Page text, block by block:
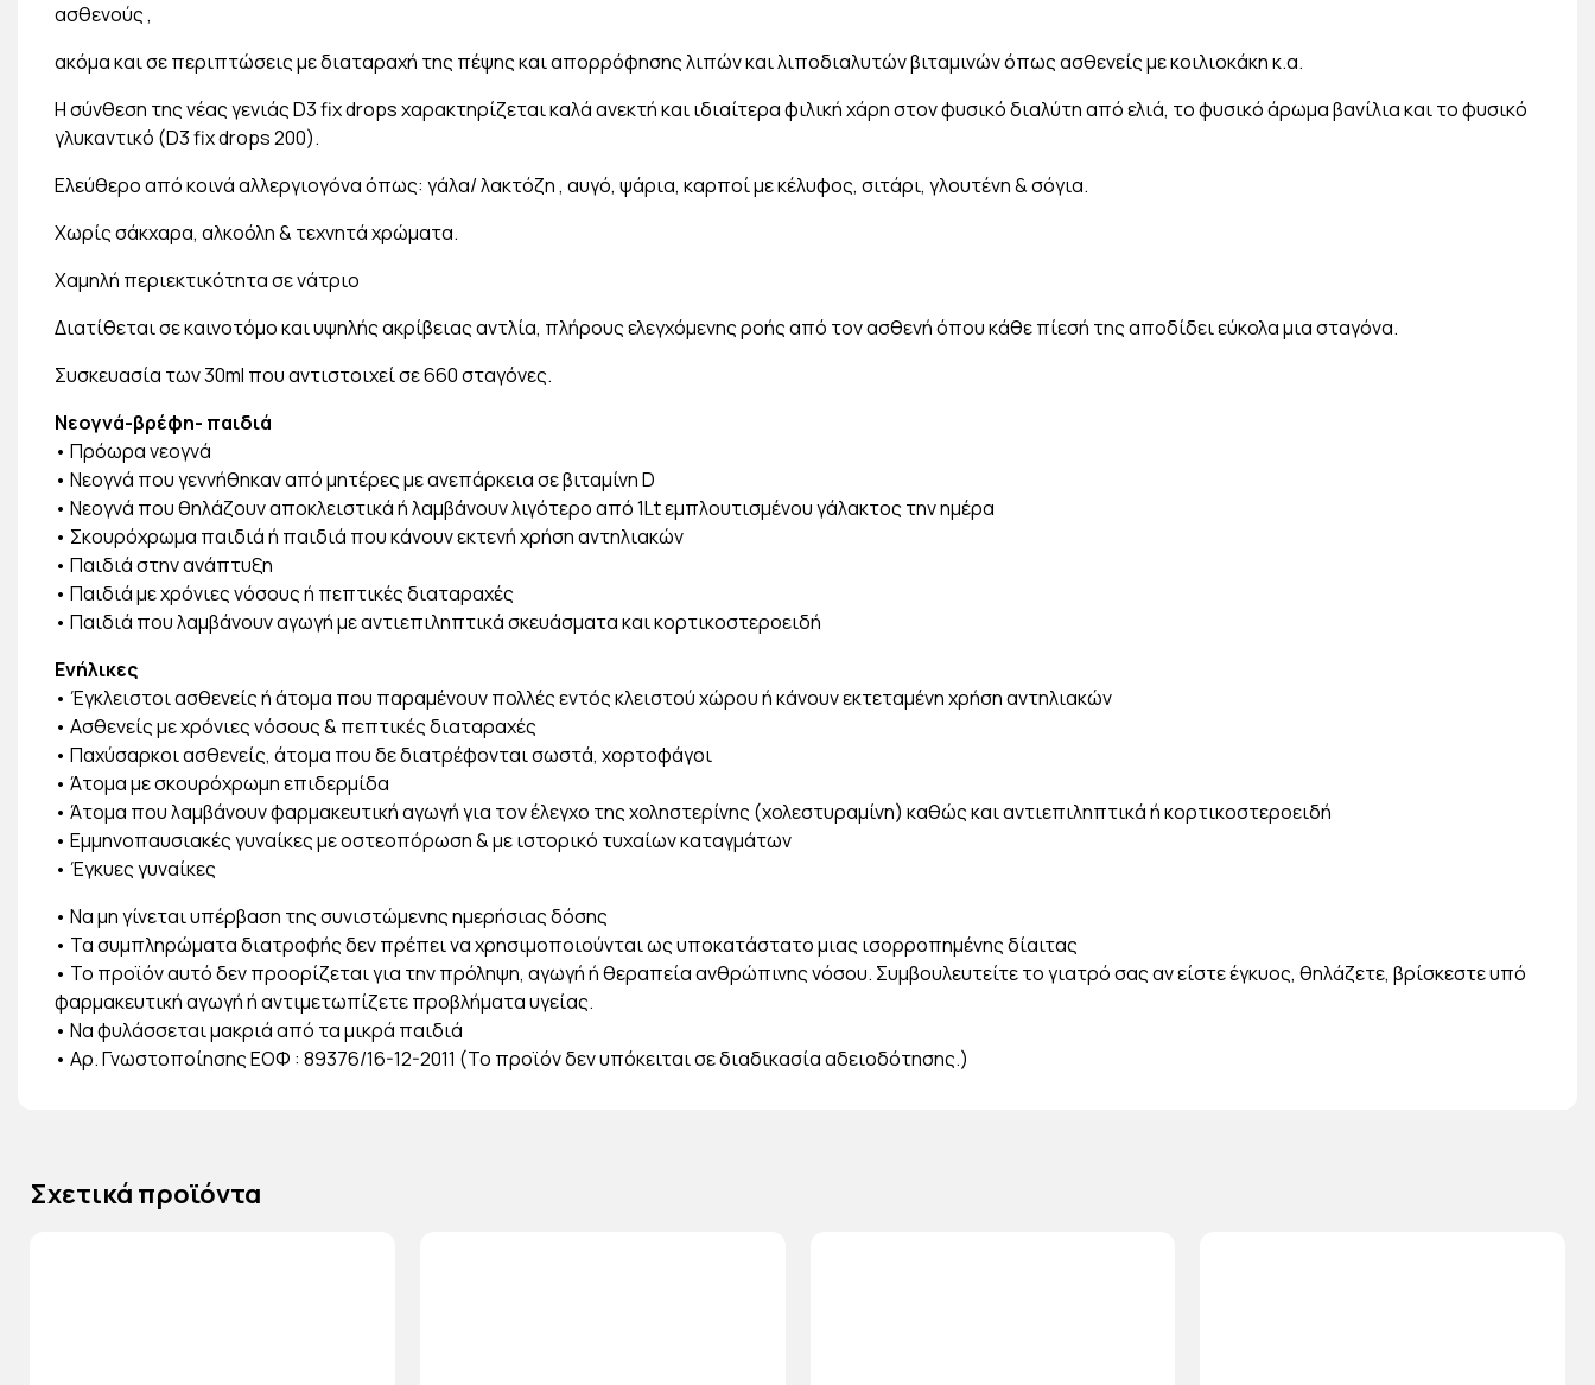
ασθενούς ,
ακόμα και σε περιπτώσεις με διαταραχή της πέψης και απορρόφησης λιπών και λιποδιαλυτών βιταμινών όπως ασθενείς με κοιλιοκάκη κ.α.
Η σύνθεση της νέας γενιάς D3 fix drops χαρακτηρίζεται καλά ανεκτή και ιδιαίτερα φιλική χάρη στον φυσικό διαλύτη από ελιά, το φυσικό άρωμα βανίλια και το φυσικό
γλυκαντικό (D3 fix drops 200).
Ελεύθερο από κοινά αλλεργιογόνα όπως: γάλα/ λακτόζη , αυγό, ψάρια, καρποί με κέλυφος, σιτάρι, γλουτένη & σόγια.
Χωρίς σάκχαρα, αλκοόλη & τεχνητά χρώματα.
Χαμηλή περιεκτικότητα σε νάτριο
Διατίθεται σε καινοτόμο και υψηλής ακρίβειας αντλία, πλήρους ελεγχόμενης ροής από τον ασθενή όπου κάθε πίεσή της αποδίδει εύκολα μια σταγόνα.
Συσκευασία των 30ml που αντιστοιχεί σε 660 σταγόνες.
Νεογνά-βρέφη- παιδιά
• Πρόωρα νεογνά
• Νεογνά που γεννήθηκαν από μητέρες με ανεπάρκεια σε βιταμίνη D
• Νεογνά που θηλάζουν αποκλειστικά ή λαμβάνουν λιγότερο από 1Lt εμπλουτισμένου γάλακτος την ημέρα
• Σκουρόχρωμα παιδιά ή παιδιά που κάνουν εκτενή χρήση αντηλιακών
• Παιδιά στην ανάπτυξη
• Παιδιά με χρόνιες νόσους ή πεπτικές διαταραχές
• Παιδιά που λαμβάνουν αγωγή με αντιεπιληπτικά σκευάσματα και κορτικοστεροειδή
Ενήλικες
• Έγκλειστοι ασθενείς ή άτομα που παραμένουν πολλές εντός κλειστού χώρου ή κάνουν εκτεταμένη χρήση αντηλιακών
• Ασθενείς με χρόνιες νόσους & πεπτικές διαταραχές
• Παχύσαρκοι ασθενείς, άτομα που δε διατρέφονται σωστά, χορτοφάγοι
• Άτομα με σκουρόχρωμη επιδερμίδα
• Άτομα που λαμβάνουν φαρμακευτική αγωγή για τον έλεγχο της χοληστερίνης (χολεστυραμίνη) καθώς και αντιεπιληπτικά ή κορτικοστεροειδή
• Εμμηνοπαυσιακές γυναίκες με οστεοπόρωση & με ιστορικό τυχαίων καταγμάτων
• Έγκυες γυναίκες
• Να μη γίνεται υπέρβαση της συνιστώμενης ημερήσιας δόσης
• Τα συμπληρώματα διατροφής δεν πρέπει να χρησιμοποιούνται ως υποκατάστατο μιας ισορροπημένης δίαιτας
• Το προϊόν αυτό δεν προορίζεται για την πρόληψη, αγωγή ή θεραπεία ανθρώπινης νόσου. Συμβουλευτείτε το γιατρό σας αν είστε έγκυος, θηλάζετε, βρίσκεστε υπό
φαρμακευτική αγωγή ή αντιμετωπίζετε προβλήματα υγείας.
• Να φυλάσσεται μακριά από τα μικρά παιδιά
• Αρ. Γνωστοποίησης ΕΟΦ : 89376/16-12-2011 (Το προϊόν δεν υπόκειται σε διαδικασία αδειοδότησης.)
Σχετικά προϊόντα